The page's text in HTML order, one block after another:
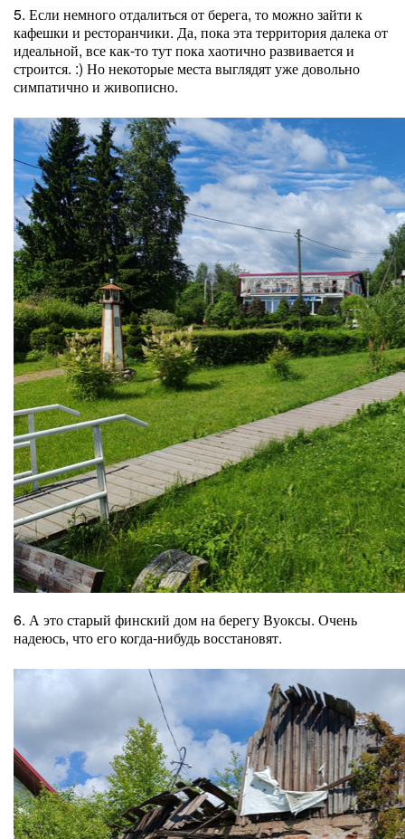
5. Если немного отдалиться от берега, то можно зайти к
кафешки и ресторанчики. Да, пока эта территория далека от
идеальной, все как-то тут пока хаотично развивается и
строится. :) Но некоторые места выглядят уже довольно
симпатично и живописно.
6. А это старый финский дом на берегу Вуоксы. Очень
надеюсь, что его когда-нибудь восстановят.